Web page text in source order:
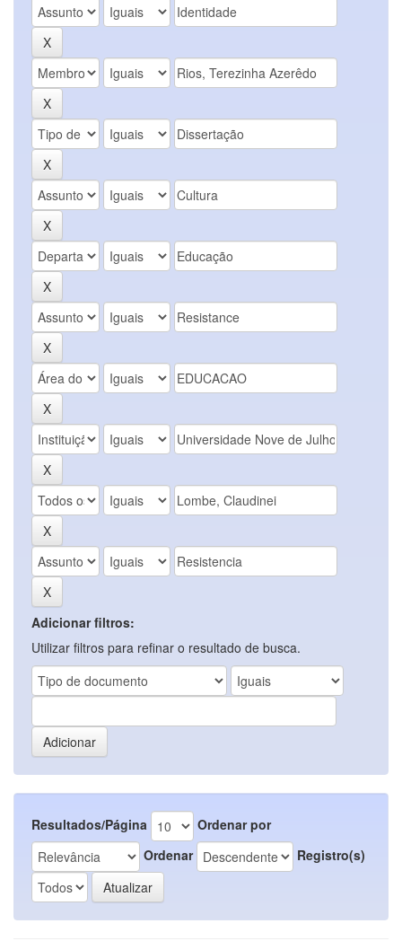
Adicionar filtros:
Utilizar filtros para refinar o resultado de busca.
Resultados/Página
Ordenar por
Ordenar
Registro(s)